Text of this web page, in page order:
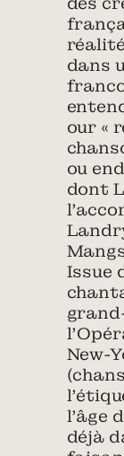
dans
our «
ou
dont
Issue
New-
l’âge
déjà